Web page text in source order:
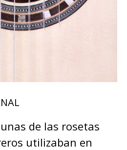
de las rosetas
utilizaban en